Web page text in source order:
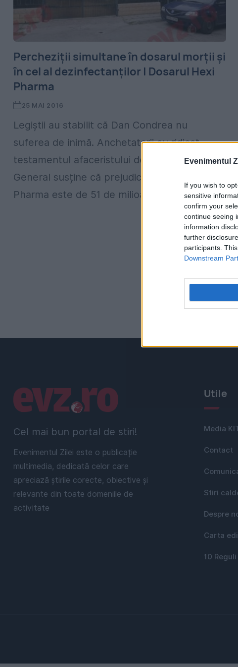
Evenimentul
If you wish to
sensitive
confirm your
continue seeing
information
further
participants.
Downstream
Percheziții simultane în dosarul morții și
în cel al dezinfectanților | Dosarul Hexi
Pharma
25 MAI 2016
Legiștii au stabilit că Dan Condrea nu
suferea de inimă. Anchetatorii au ridicat
testamentul afaceristului decedat. Parchetul
General susține că prejudiciul cauzat de Hexi
Pharma este de 51 de milioane...
Cel mai bun portal de stiri!
Evenimentul Zilei este o publicație
multimedia, dedicată celor care
apreciază știrile corecte, obiective și
relevante din toate domeniile de
activitate
Linkuri utile Utile
Media
Contact
Stiri
Despre
Carta
10 Reguli